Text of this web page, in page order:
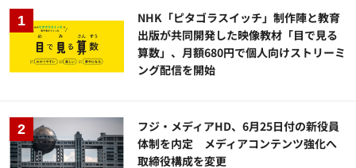
NHK「ピタゴラスイッチ」制作陣と教育
出版が共同開発した映像教材「目で見る
算数」、月額680円で個人向けストリーミ
ング配信を開始
フジ・メディアHD、6月25日付の新役員
体制を内定 メディアコンテンツ強化へ
取締役構成を変更